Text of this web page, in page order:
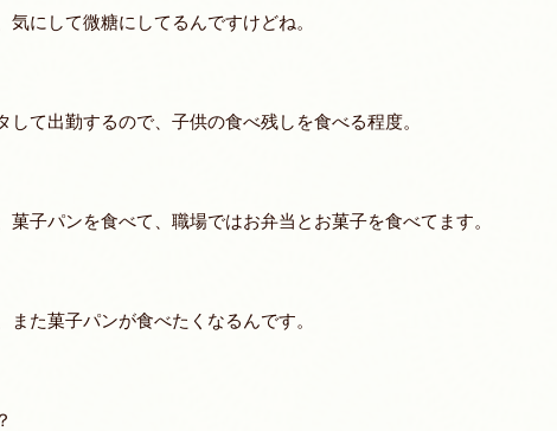
気にして微糖にしてるんですけどね。
して出勤するので、子供の食べ残しを食べる程度。
菓子パンを食べて、職場ではお弁当とお菓子を食べてます。
また菓子パンが食べたくなるんです。